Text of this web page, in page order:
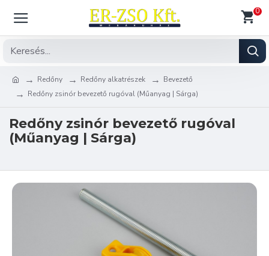
0
Redőny Redőny alkatrészek
Bevezető
Redőny zsinór bevezető rugóval (Műanyag | Sárga)
Redőny zsinór bevezető rugóval
(Műanyag | Sárga)